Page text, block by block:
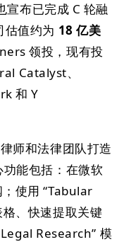
布已完成 C 轮融
估值约为 18 亿美
领投，现有投
Catalyst、
和 Y
师和法律团队打造
功能包括：在微软
使用 “Tabular
、快速提取关键
Research” 模